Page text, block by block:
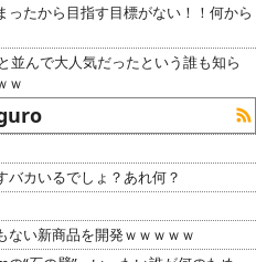
たから目指す目標がない！！何から
並んで大人気だったという誰も知ら
ｗ
カいるでしょ？あれ何？
ない新商品を開発ｗｗｗｗｗ